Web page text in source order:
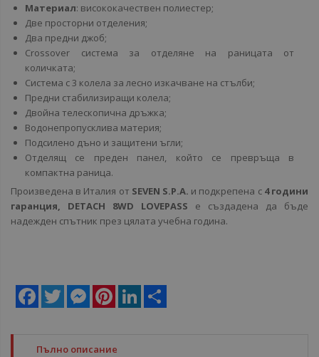
Материал: висококачествен полиестер;
Две просторни отделения;
Два предни джоб;
Crossover система за отделяне на раницата от
количката;
Система с 3 колела за лесно изкачване на стълби;
Предни стабилизиращи колела;
Двойна телескопична дръжка;
Водонепропусклива материя;
Подсилено дъно и защитени ъгли;
Отделящ се преден панел, който се превръща в
компактна раница.
Произведена в Италия от SEVEN S.P.A. и подкрепена с 4 години
гаранция,
DETACH 8WD LOVEPASS
е създадена да бъде
надежден спътник през цялата учебна година.
Facebook
Twitter MessengerPinterestLinkedIn
Пълно описание